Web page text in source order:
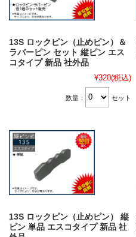
13S ロックピン（止めピン）＆
ラバーピン セット 縦ピン エス
コタイプ 新品 社外品
¥320(税込)
数量： セット
13S ロックピン（止めピン） 縦
ピン 単品 エスコタイプ 新品 社